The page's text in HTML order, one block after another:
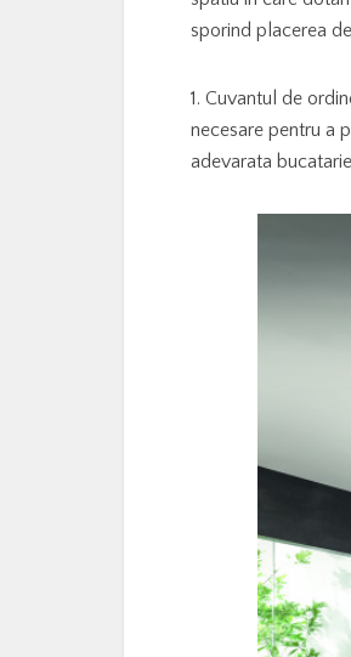
sporind placerea
1. Cuvantul de
necesare pentru a
adevarata